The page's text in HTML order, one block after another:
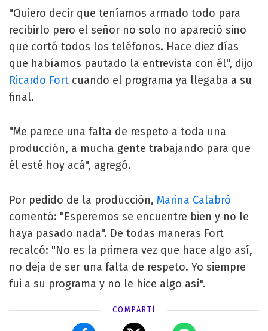
"Quiero decir que teníamos armado todo para
recibirlo pero el señor no solo no apareció sino
que cortó todos los teléfonos. Hace diez días
que habíamos pautado la entrevista con él", dijo
Ricardo Fort cuando el programa ya llegaba a su
final.
"Me parece una falta de respeto a toda una
producción, a mucha gente trabajando para que
él esté hoy acá", agregó.
Por pedido de la producción, Marina Calabró
comentó: "Esperemos se encuentre bien y no le
haya pasado nada". De todas maneras Fort
recalcó: "No es la primera vez que hace algo así,
no deja de ser una falta de respeto. Yo siempre
fui a su programa y no le hice algo así".
COMPARTÍ